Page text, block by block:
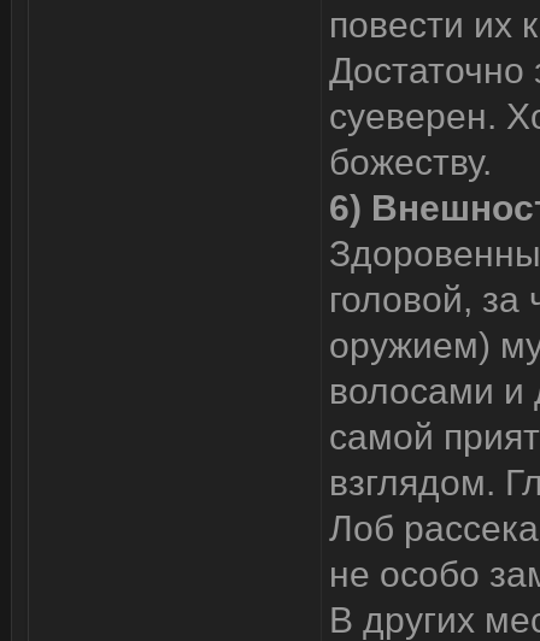
повести их
Достаточно
суеверен.
божеству.
6)
головой,
оружием)
волосами и
самой
взглядом.
Лоб
не особо
В других